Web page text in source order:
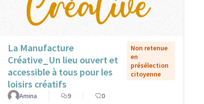
La Manufacture
Créative_Un lieu ouvert et
accessible à tous pour les
loisirs créatifs
Non retenue
en
présélection
citoyenne
Amina 9 0